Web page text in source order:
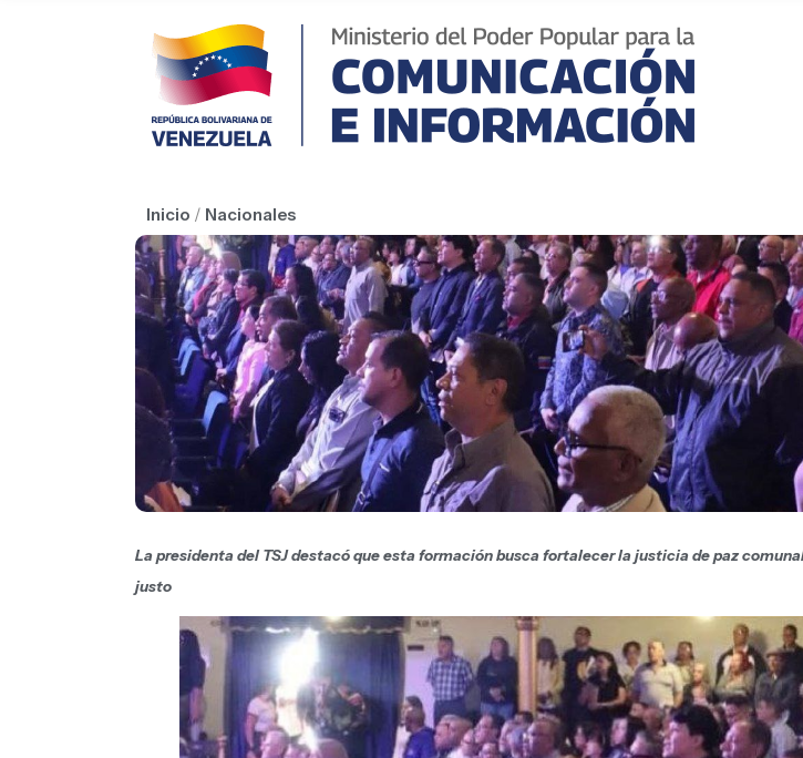
Inicio / Nacionales
La presidenta del TSJ destacó que esta formación busca fortalecer la justicia de paz
justo